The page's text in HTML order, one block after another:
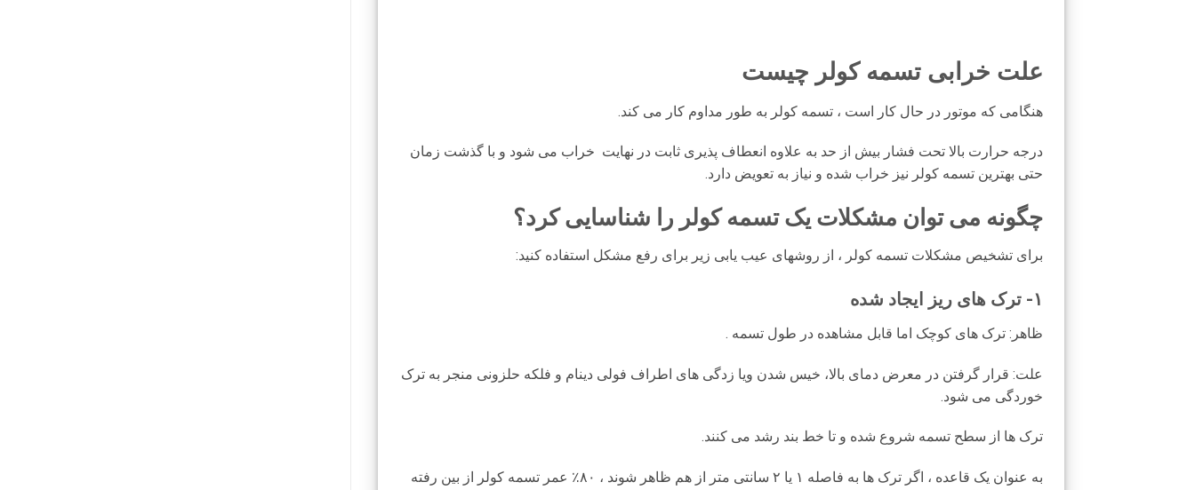
علت خرابی تسمه کولر چیست
هنگامی که موتور در حال کار است ، تسمه کولر به طور مداوم کار می کند.
درجه حرارت بالا تحت فشار بیش از حد به علاوه انعطاف پذیری ثابت در نهایت خراب می شود و با گذشت زمان
حتی بهترین تسمه کولر نیز خراب شده و نیاز به تعویض دارد.
چگونه می توان مشکلات یک تسمه کولر را شناسایی کرد؟
برای تشخیص مشکلات تسمه کولر ، از روشهای عیب یابی زیر برای رفع مشکل استفاده کنید:
۱- ترک های ریز ایجاد شده
ظاهر: ترک های کوچک اما قابل مشاهده در طول تسمه .
علت: قرار گرفتن در معرض دمای بالا، خیس شدن ویا زدگی های اطراف فولی دینام و فلکه حلزونی منجر به ترک
خوردگی می شود.
ترک ها از سطح تسمه شروع شده و تا خط بند رشد می کنند.
به عنوان یک قاعده ، اگر ترک ها به فاصله ۱ یا ۲ سانتی متر از هم ظاهر شوند ، ۸۰٪ عمر تسمه کولر از بین رفته